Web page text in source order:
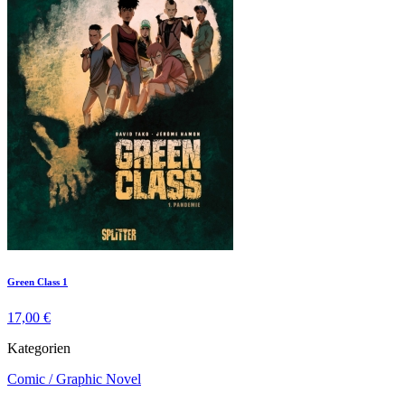
Green Class 1
17,00 €
Kategorien
Comic / Graphic Novel